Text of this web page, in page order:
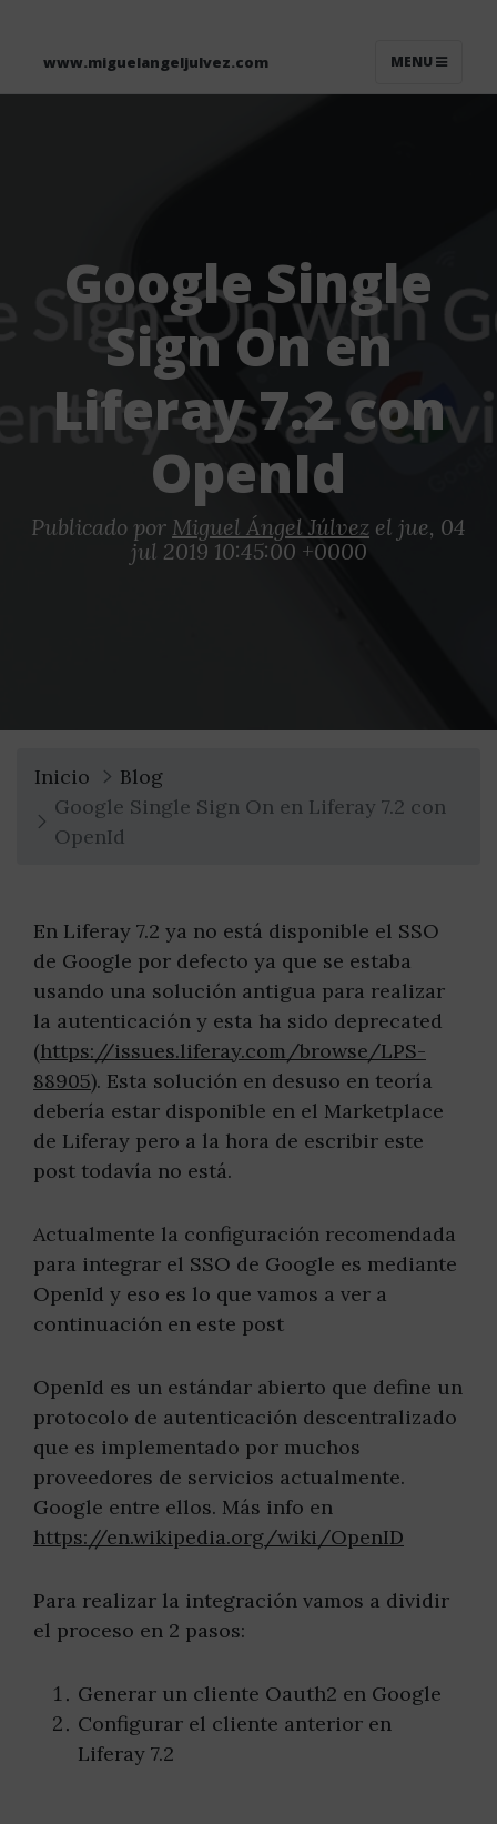
www.miguelangeljulvez.com MENU
Google Single
Sign On en
Liferay 7.2 con
OpenId
Publicado por Miguel Ángel Júlvez el jue, 04
jul 2019 10:45:00 +0000
Inicio
Blog
Google Single Sign On en Liferay 7.2 con
OpenId
En Liferay 7.2 ya no está disponible el SSO
de Google por defecto ya que se estaba
usando una solución antigua para realizar
la autenticación y esta ha sido deprecated
(https://issues.liferay.com/browse/LPS-
88905). Esta solución en desuso en teoría
debería estar disponible en el Marketplace
de Liferay pero a la hora de escribir este
post todavía no está.
Actualmente la configuración recomendada
para integrar el SSO de Google es mediante
OpenId y eso es lo que vamos a ver a
continuación en este post
OpenId es un estándar abierto que define un
protocolo de autenticación descentralizado
que es implementado por muchos
proveedores de servicios actualmente.
Google entre ellos. Más info en
https://en.wikipedia.org/wiki/OpenID
Para realizar la integración vamos a dividir
el proceso en 2 pasos:
Generar un cliente Oauth2 en Google
Configurar el cliente anterior en
Liferay 7.2